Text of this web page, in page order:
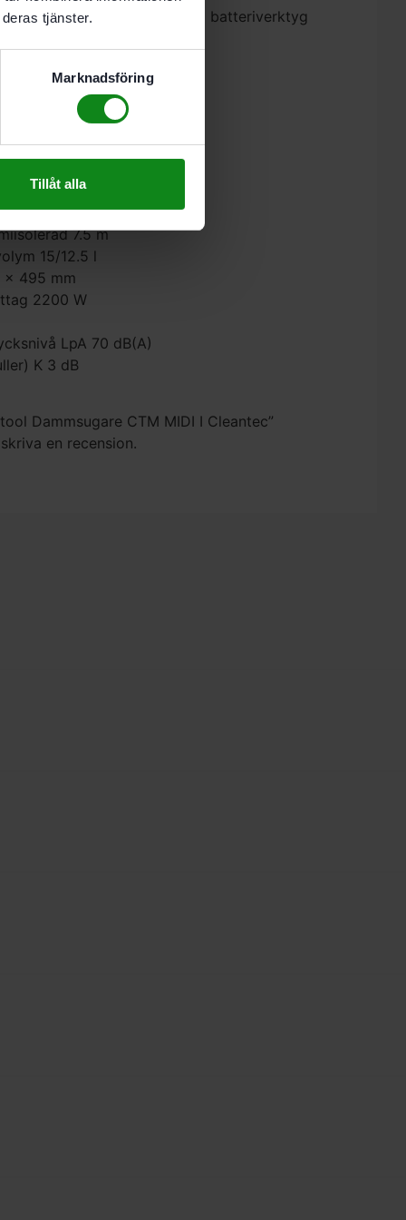
tjänster.
Marknadsföring
Tillåt alla
av dammsugaren med batteriverktyg
7.5 m
15/12.5 l
495 mm
2200 W
LpA 70 dB(A)
K 3 dB
Dammsugare CTM MIDI I Cleantec”
en recension.